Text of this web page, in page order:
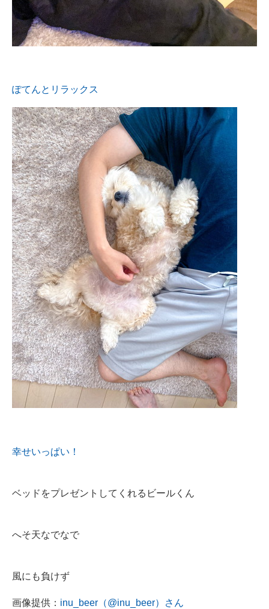
ぽてんとリラックス
幸せいっぱい！
ベッドをプレゼントしてくれるビールくん
へそ天なでなで
風にも負けず
画像提供： inu_beer（@inu_beer）さん